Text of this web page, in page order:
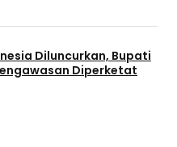
Diluncurkan, Bupati
Diperketat